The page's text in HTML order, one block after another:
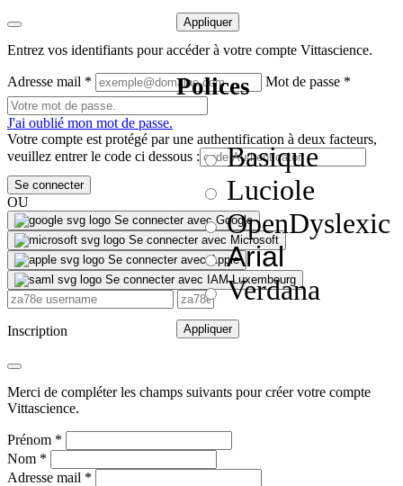
Entrez vos identifiants pour accéder à votre compte Vittascience.
Adresse mail * Mot de passe *
J'ai oublié mon mot de passe.
Votre compte est protégé par une authentification à deux facteurs,
veuillez entrer le code ci dessous :
Se connecter
OU
Se connecter avec Google
Se connecter avec Microsoft
Se connecter avec Apple
Se connecter avec IAM Luxembourg
Inscription
Merci de compléter les champs suivants pour créer votre compte
Vittascience.
Prénom *
Nom *
Adresse mail *
Appliquer
Polices
Basique
Luciole
OpenDyslexic
Arial
Verdana
Appliquer